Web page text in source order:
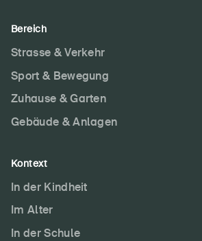
Bereich
Strasse & Verkehr
Sport & Bewegung
Zuhause & Garten
Gebäude & Anlagen
Kontext
In der Kindheit
Im Alter
In der Schule